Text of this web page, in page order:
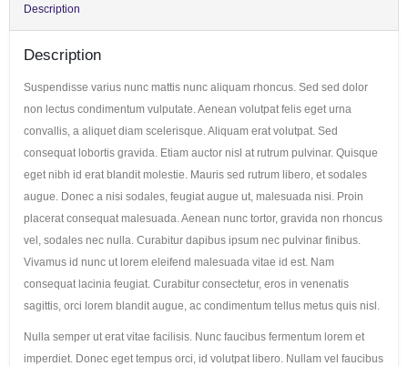
Description
Description
Suspendisse varius nunc mattis nunc aliquam rhoncus. Sed sed dolor
non lectus condimentum vulputate. Aenean volutpat felis eget urna
convallis, a aliquet diam scelerisque. Aliquam erat volutpat. Sed
consequat lobortis gravida. Etiam auctor nisl at rutrum pulvinar. Quisque
eget nibh id erat blandit molestie. Mauris sed rutrum libero, et sodales
augue. Donec a nisi sodales, feugiat augue ut, malesuada nisi. Proin
placerat consequat malesuada. Aenean nunc tortor, gravida non rhoncus
vel, sodales nec nulla. Curabitur dapibus ipsum nec pulvinar finibus.
Vivamus id nunc ut lorem eleifend malesuada vitae id est. Nam
consequat lacinia feugiat. Curabitur consectetur, eros in venenatis
sagittis, orci lorem blandit augue, ac condimentum tellus metus quis nisl.
Nulla semper ut erat vitae facilisis. Nunc faucibus fermentum lorem et
imperdiet. Donec eget tempus orci, id volutpat libero. Nullam vel faucibus